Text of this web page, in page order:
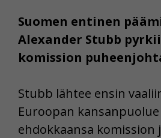
Suomen entinen
Alexander Stubb
komission
Stubb lähtee ensin
Euroopan kansanpuolue
ehdokkaansa komission